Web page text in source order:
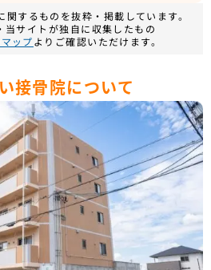
するものを抜粋・掲載しています。
サイトが独自に収集したもの
ップよりご確認いただけます。
接骨院について